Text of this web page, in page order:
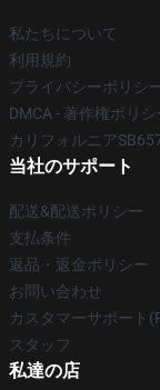
私たちについて
利用規約
プライバシーポリシ
DMCA - 著作権ポリシ
カリフォルニア
当社のサポート
配送&配送ポリシー
支払条件
返品・返金ポリシー
お問い合わせ
カスタマーサポート
スタッフ
私達の店